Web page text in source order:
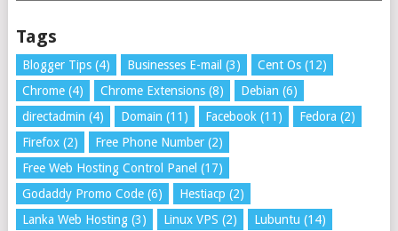
Tags
Blogger Tips(4) Businesses E-mail (3) Cent Os(12)
Chrome(4) Chrome Extensions(8) Debian (6)
directadmin (4) Domain (11) Facebook (11) Fedora (2)
Firefox(2) Free Phone Number(2)
Free Web Hosting Control Panel (17)
Godaddy Promo Code(6) Hestiacp (2)
Lanka Web Hosting(3) Linux VPS (2) Lubuntu (14)